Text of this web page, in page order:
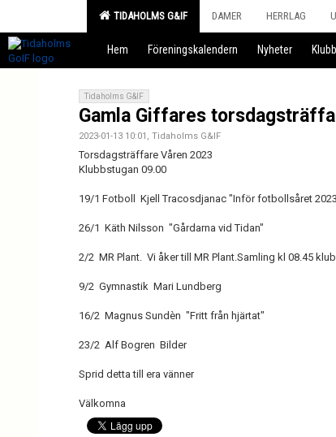
TIDAHOLMS G&IF DAMER HERRLAG
Hem Föreningskalendern Nyheter
Tidaholms G&IF
Gamla Giffares
2023-01-13 10:01, Tidaholms G&IF
Torsdagsträffare Våren 2023
Klubbstugan 09.00
19/1 Fotboll Kjell Tracosdjanac "Inför fotbollsåret
26/1 Käth Nilsson "Gårdarna vid Tidan"
2/2 MR Plant. Vi åker till MR Plant.Samling kl 08.45
9/2 Gymnastik Mari Lundberg
16/2 Magnus Sundèn "Fritt från hjärtat"
23/2 Alf Bogren Bilder
Sprid detta till era vänner
Välkomna